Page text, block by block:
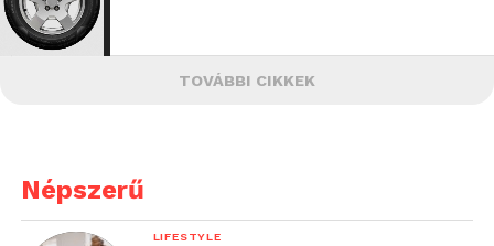
TOVÁBBI CIKKEK
Népszerű
LIFESTYLE